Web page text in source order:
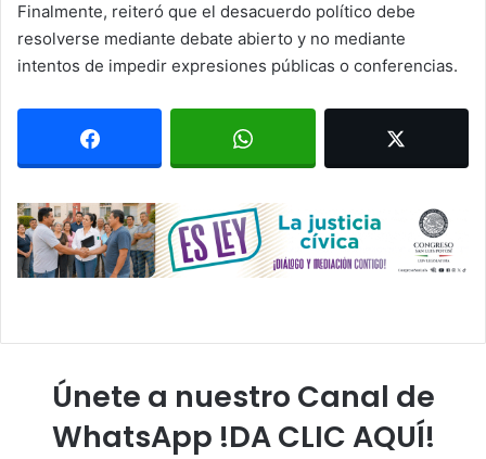
Finalmente, reiteró que el desacuerdo político debe
resolverse mediante debate abierto y no mediante
intentos de impedir expresiones públicas o conferencias.
Únete a nuestro Canal de
WhatsApp !DA CLIC AQUÍ!